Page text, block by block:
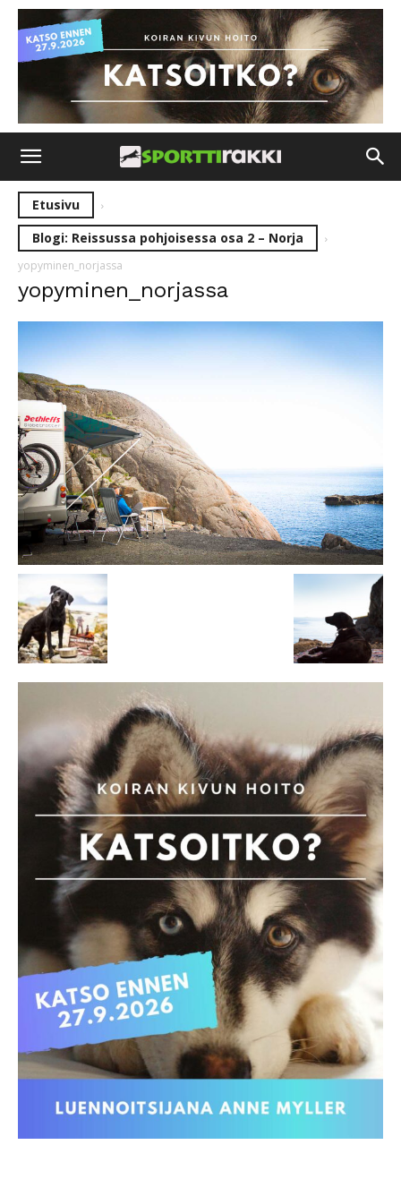
Etusivu
Blogi: Reissussa pohjoisessa osa 2 – Norja
yopyminen_norjassa
yopyminen_norjassa